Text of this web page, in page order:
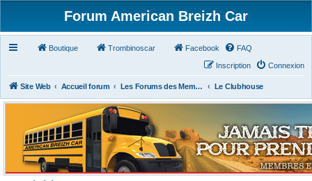
Forum American Breizh Car
Boutique Trombinoscar Facebook FAQ
Connexion
Inscription
Site Web Accueil forum Les Forums des Membres du Club Le Clubhouse